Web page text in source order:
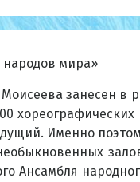
мира»
Моисеева занесен
Именно
Ансамбля